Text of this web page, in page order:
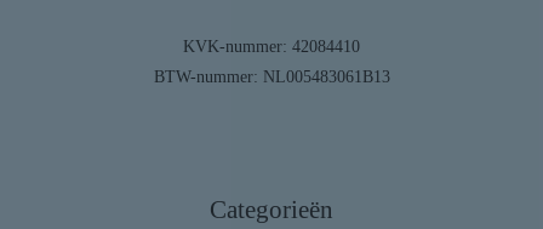
KVK-nummer: 42084410
BTW-nummer: NL005483061B13
Categorieën